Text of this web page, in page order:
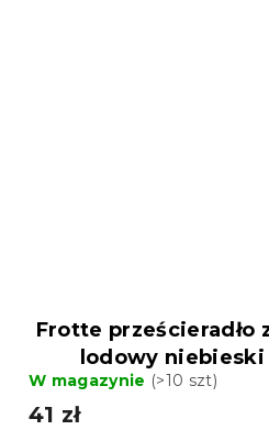
Frotte prześcieradło
lodowy niebieski
W magazynie (>10 szt)
41 zł